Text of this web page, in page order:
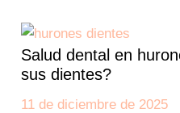
Salud dental en
sus dientes?
11 de diciembre de 2025
dental
en
hurones
–